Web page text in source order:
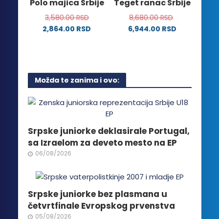
stranici
proizvoda.
proizvoda.
Polo majica Srbije
3,580.00RSD
2,864.00 RSD
više
varijanti.
mogu
izabrane
na
stranici
Teget ranac Srbije
8,680.00RSD
6,944.00 RSD
Možda te zanima i ovo:
Srpske juniorke deklasirale Portugal,
sa Izraelom za deveto mesto na EP
06/08/2026
Srpske juniorke bez plasmana u
četvrtfinale Evropskog prvenstva
05/08/2026